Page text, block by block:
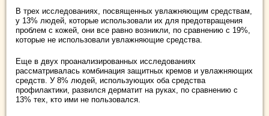
В трех исследованиях, посвященных увлажняющим средствам,
у 13% людей, которые использовали их для предотвращения
проблем с кожей, они все равно возникли, по сравнению с 19%,
которые не использовали увлажняющие средства.
Еще в двух проанализированных исследованиях
рассматривалась комбинация защитных кремов и увлажняющих
средств. У 8% людей, использующих оба средства
профилактики, развился дерматит на руках, по сравнению с
13% тех, кто ими не пользовался.